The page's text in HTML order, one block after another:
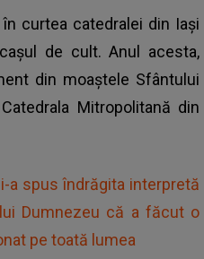
curtea catedralei din Iaşi
de cult. Anul acesta,
din moaştele Sfântului
Mitropolitană din
a spus îndrăgita interpretă
Dumnezeu că a făcut o
pe toată lumea